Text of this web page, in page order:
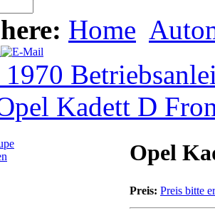
Home
Kadett D
Opel
Preis: Preis bitte